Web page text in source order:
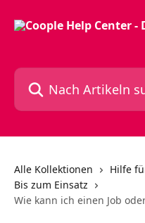
Nach Artikeln suchen …
Alle Kollektionen
Hilfe
Bis zum Einsatz
Wie kann ich einen Job